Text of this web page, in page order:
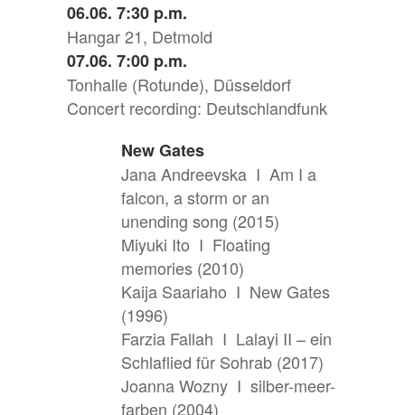
06.06. 7:30 p.m.
Hangar 21, Detmold
07.06. 7:00 p.m.
Tonhalle (Rotunde), Düsseldorf
Concert recording: Deutschlandfunk
New Gates
Jana Andreevska I Am I a
falcon, a storm or an
unending song (2015)
Miyuki Ito I Floating
memories (2010)
Kaija Saariaho I New Gates
(1996)
Farzia Fallah I Lalayi II – ein
Schlaflied für Sohrab (2017)
Joanna Wozny I silber-meer-
farben (2004)